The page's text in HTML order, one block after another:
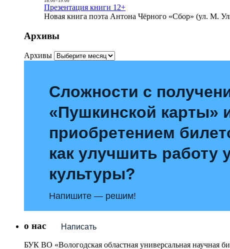
Презентация книги 12+
Новая книга поэта Антона Чёрного «Сбор» (ул. М.
Архивы
Архивы
Сложности с
«Пушкинской карты»
приобретением
как улучшить работу
культуры?
Напишите — решим!
Написать
о нас
БУК ВО «Вологодская областная универсальная научная